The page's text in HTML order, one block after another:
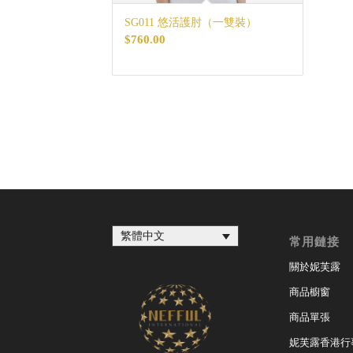
SG011 悠活護肘（一雙裝）
$760.00
繁體中文 常用鏈接
關於妮芙露
商品櫥窗
商品單張
妮芙露香港行